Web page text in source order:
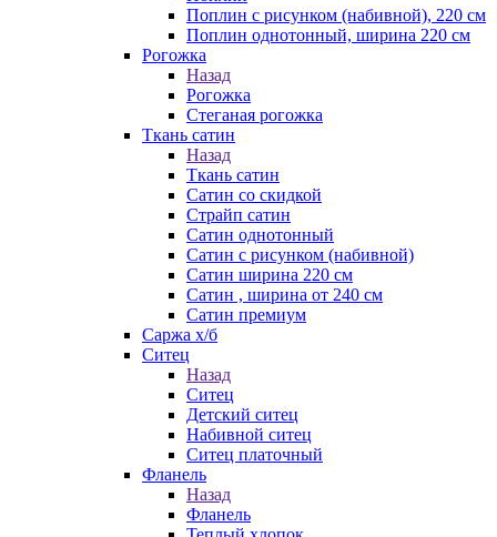
Поплин с рисунком (набивной), 220 см
Поплин однотонный, ширина 220 см
Рогожка
Назад
Рогожка
Стеганая рогожка
Ткань сатин
Назад
Ткань сатин
Сатин со скидкой
Страйп сатин
Сатин однотонный
Сатин с рисунком (набивной)
Сатин ширина 220 см
Сатин , ширина от 240 см
Сатин премиум
Саржа х/б
Ситец
Назад
Ситец
Детский ситец
Набивной ситец
Ситец платочный
Фланель
Назад
Фланель